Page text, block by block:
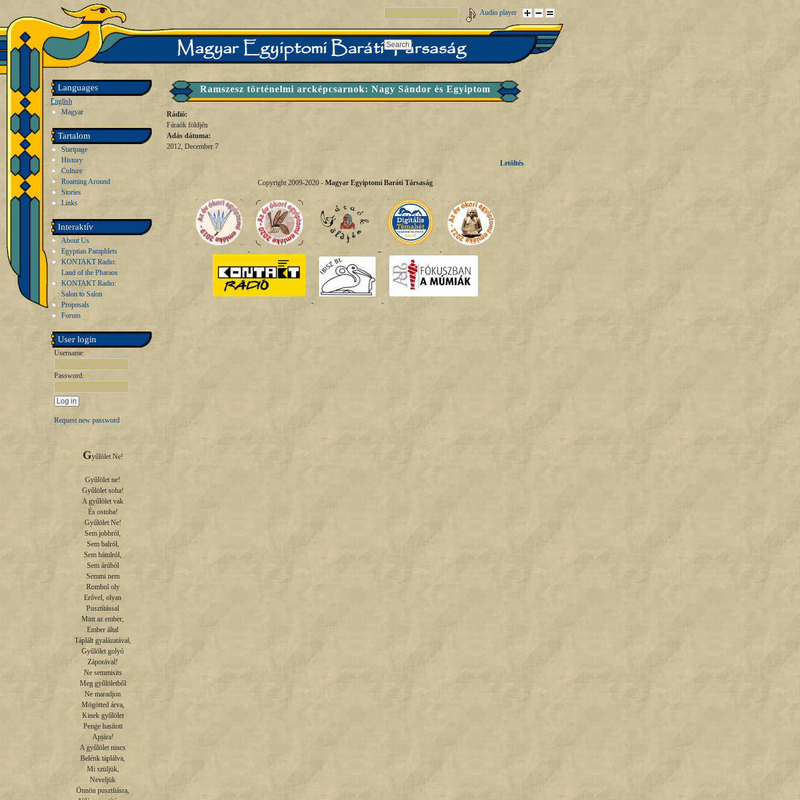
Audio player
Languages
English
Magyar
Tartalom
Startpage
History
Culture
Roaming Around
Stories
Links
Interaktív
About Us
Egyptian Pamphlets
KONTAKT Radio:
Land of the Pharaos
KONTAKT Radio:
Salon to Salon
Proposals
Forum
User login
Username: *
Password: *
Request new password
Gyűlölet Ne!
Gyűlölet ne!
Gyűlölet soha!
A gyűlölet vak
És ostoba!
Gyűlölet Ne!
Sem jobbról,
Sem balról,
Sem hátulról,
Sem árúból
Semmi nem
Rombol oly
Erővel, olyan
Pusztítással
Mint az ember,
Ember által
Táplált gyalázatával,
Gyűlölet golyó
Záporával!
Ne semmisíts
Meg gyűlöletből
Ne maradjon
Mögötted árva,
Kinek gyűlölet
Penge hasított
Apjára!
A gyűlölet nincs
Belénk táplálva,
Mi szüljük,
Neveljük
Önnön pusztításra,
Ramszesz történelmi arcképcsarnok: Nagy Sándor és Egyiptom
Rádió:
Fáraók földjén
Adás dátuma:
2012, December 7
Letöltés
Copyright 2009-2020 - Magyar Egyiptomi Baráti Társaság